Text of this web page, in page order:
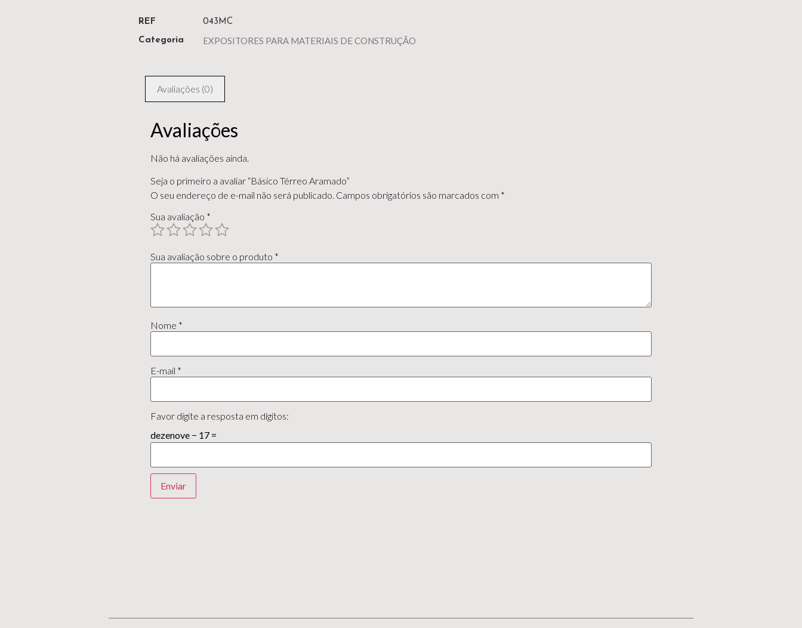
REF 043MC
Categoria EXPOSITORES PARA MATERIAIS DE CONSTRUÇÃO
Avaliações (0)
Avaliações
Não há avaliações ainda.
Seja o primeiro a avaliar “Básico Térreo Aramado”
O seu endereço de e-mail não será publicado. Campos obrigatórios são marcados com *
Sua avaliação *
Sua avaliação sobre o produto *
Nome *
E-mail *
Favor digite a resposta em dígitos:
dezenove − 17 =